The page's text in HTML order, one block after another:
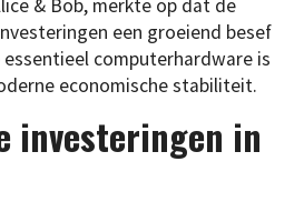
& Bob, merkte op dat de
een groeiend besef
computerhardware is
economische stabiliteit.
investeringen in